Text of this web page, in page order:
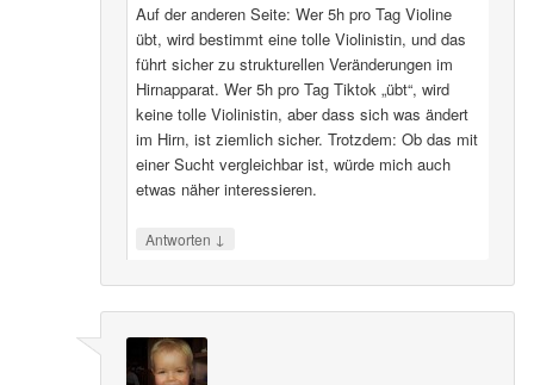
Auf der anderen Seite: Wer 5h pro Tag Violine
übt, wird bestimmt eine tolle Violinistin, und das
führt sicher zu strukturellen Veränderungen im
Hirnapparat. Wer 5h pro Tag Tiktok „übt“, wird
keine tolle Violinistin, aber dass sich was ändert
im Hirn, ist ziemlich sicher. Trotzdem: Ob das mit
einer Sucht vergleichbar ist, würde mich auch
etwas näher interessieren.
Antworten ↓